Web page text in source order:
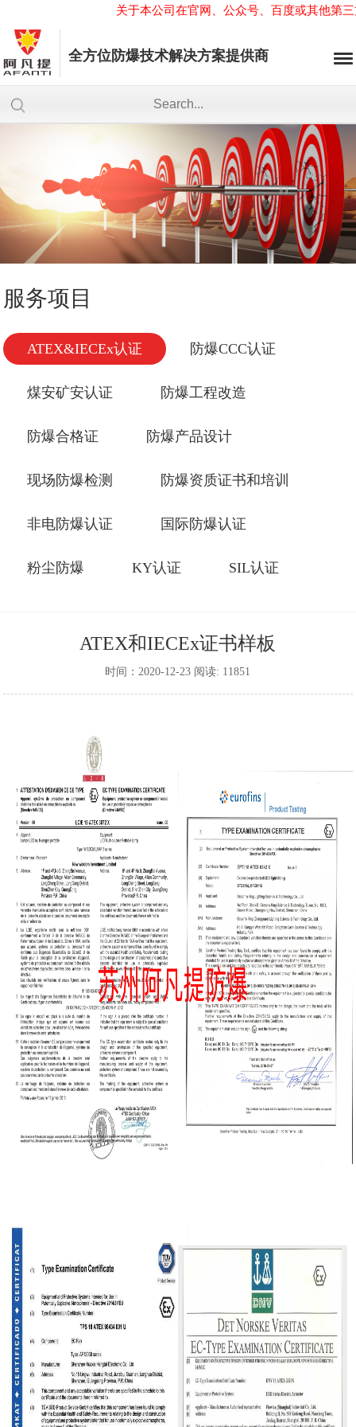
关于本公司在官网、公众号、百度或其他第三方
全方位防爆技术解决方案提供商
服务项目
ATEX&IECEx认证 防爆CCC认证
煤安矿安认证 防爆工程改造
防爆合格证 防爆产品设计
现场防爆检测 防爆资质证书和培训
非电防爆认证 国际防爆认证
粉尘防爆 KY认证 SIL认证
ATEX和IECEx证书样板
时间：2020-12-23 阅读: 11851